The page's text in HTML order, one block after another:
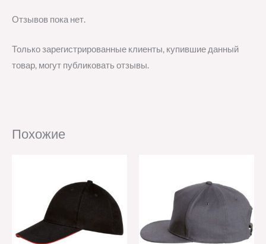
Отзывов пока нет.
Только зарегистрированные клиенты, купившие данный
товар, могут публиковать отзывы.
Похожие